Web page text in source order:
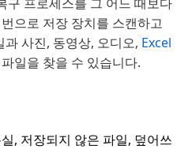
으로 저장 장치를 스캔하고
과 사진, 동영상, 오디오, Excel
일을 찾을 수 있습니다.
, 저장되지 않은 파일, 덮어쓰